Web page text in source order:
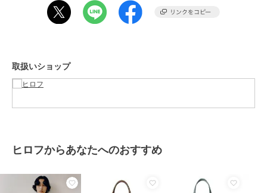
小さなシボを型押し加工する事で革の表情も均一化され、上品で端正
な印象の素材に仕上げました。
い、凛としている女性」をイメージしてデザインされました。
ファブリックストラップのカジュアルさと、良質なCMHレザーを組み
※照明の関係により、実際よりも色味が違って見える場合がありま
画像のカラーが異なる場合もございます。
重量:約940g(サンプルサイズ)
取扱いショップ
ヒロフからあなたへのおすすめ